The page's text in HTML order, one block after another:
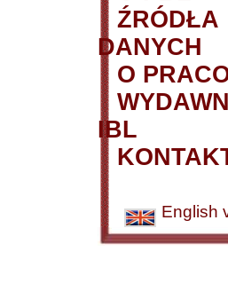
ŹRÓDŁA
DANYCH
O
IBL
English